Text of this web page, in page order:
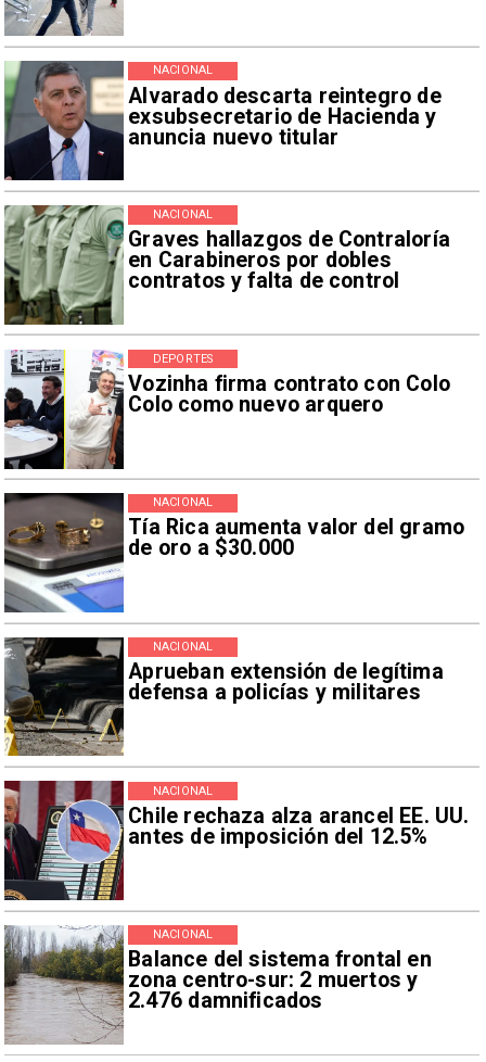
Alvarado descarta reintegro de
exsubsecretario de Hacienda y
anuncia nuevo titular
NACIONAL
Graves hallazgos de Contraloría
en Carabineros por dobles
contratos y falta de control
NACIONAL
Vozinha firma contrato con Colo
Colo como nuevo arquero
DEPORTES
Tía Rica aumenta valor del gramo
de oro a $30.000
NACIONAL
Aprueban extensión de legítima
defensa a policías y militares
NACIONAL
Chile rechaza alza arancel EE. UU.
antes de imposición del 12.5%
NACIONAL
Balance del sistema frontal en
zona centro-sur: 2 muertos y
2.476 damnificados
NACIONAL